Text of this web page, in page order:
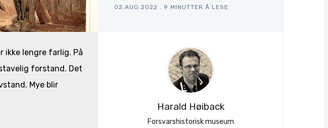
02.AUG.2022 . 9 MINUTTER Å LESE
ikke lengre farlig. På
forstand. Det
Mye blir
Harald Høiback
Forsvarshistorisk museum